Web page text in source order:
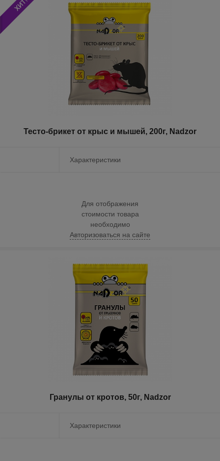
Тесто-брикет от крыс и мышей, 200г, Nadzor
Характеристики
Для отображения
стоимости товара
необходимо
Авторизоваться на сайте
Гранулы от кротов, 50г, Nadzor
Характеристики